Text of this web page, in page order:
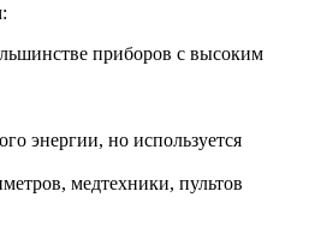
приборов с высоким
энергии, но используется
медтехники, пультов